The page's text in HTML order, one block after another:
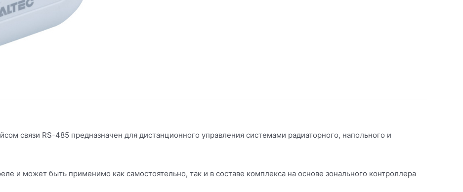
связи RS-485 предназначен для дистанционного управления системами радиаторного, напольного и
и может быть применимо как самостоятельно, так и в составе комплекса на основе зонального контроллера